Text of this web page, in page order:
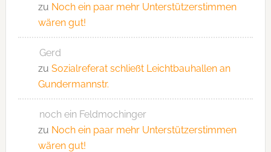
zu Noch ein paar mehr Unterstützerstimmen
wären gut!
Gerd
zu Sozialreferat schließt Leichtbauhallen an
Gundermannstr.
noch ein Feldmochinger
zu Noch ein paar mehr Unterstützerstimmen
wären gut!